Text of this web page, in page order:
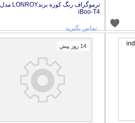
ترموگراف رنگ کوره برندLONROY مدل
iBoo‑T4
تماس بگیرید
14 روز پیش